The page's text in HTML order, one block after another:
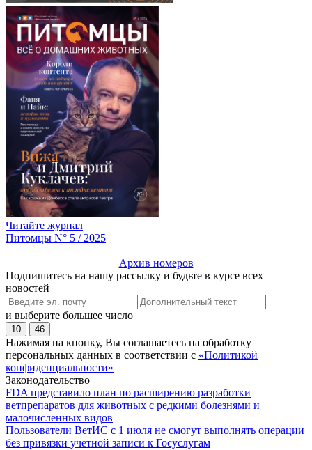
Читайте журнал
Питомцы N° 5 / 2025
Архив номеров
Подпишитесь на нашу рассылку и будьте в курсе всех
новостей
и выберите большее число
10 46
Нажимая на кнопку, Вы соглашаетесь на обработку
персональных данных в соответствии с «Политикой
конфиденциальности»
Законодательство
FDA представило план по расширению разработки
ветпрепаратов для животных с редкими болезнями и
малочисленных видов
Пользователи ВетИС с 1 июля не смогут выполнять операции
без привязки учетной записи к Госуслугам